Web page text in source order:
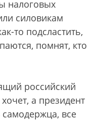
налоговых
силовикам
то подсластить,
помнят, кто
российский
а президент
самодержца, все